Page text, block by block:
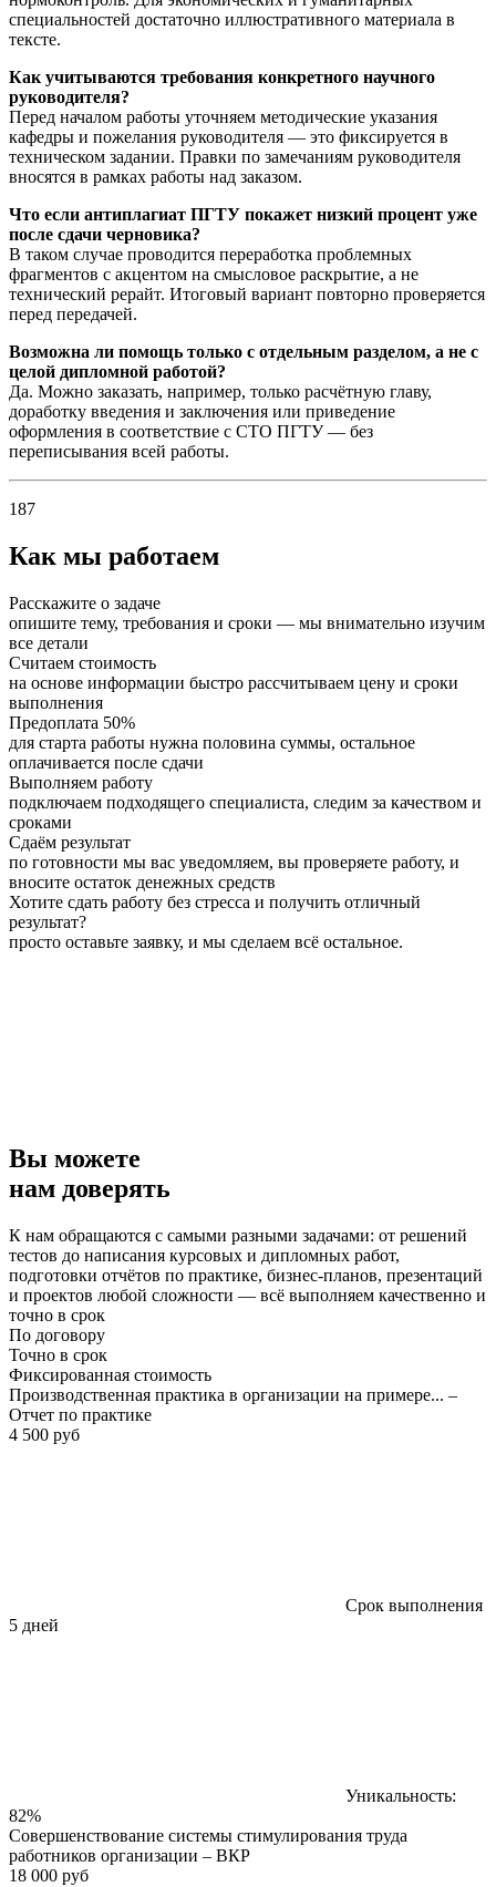
специальностей достаточно иллюстративного материала в
тексте.
Как учитываются требования конкретного научного
руководителя?
Перед началом работы уточняем методические указания
кафедры и пожелания руководителя — это фиксируется в
техническом задании. Правки по замечаниям руководителя
вносятся в рамках работы над заказом.
Что если антиплагиат ПГТУ покажет низкий процент уже
после сдачи черновика?
В таком случае проводится переработка проблемных
фрагментов с акцентом на смысловое раскрытие, а не
технический рерайт. Итоговый вариант повторно проверяется
перед передачей.
Возможна ли помощь только с отдельным разделом, а не с
целой дипломной работой?
Да. Можно заказать, например, только расчётную главу,
доработку введения и заключения или приведение
оформления в соответствие с СТО ПГТУ — без
переписывания всей работы.
187
Как мы работаем
Расскажите о задаче
опишите тему, требования и сроки — мы внимательно изучим
все детали
Считаем стоимость
на основе информации быстро рассчитываем цену и сроки
выполнения
Предоплата 50%
для старта работы нужна половина суммы, остальное
оплачивается после сдачи
Выполняем работу
подключаем подходящего специалиста, следим за качеством и
сроками
Сдаём результат
по готовности мы вас уведомляем, вы проверяете работу, и
вносите остаток денежных средств
Хотите сдать работу без стресса и получить отличный
результат?
просто оставьте заявку, и мы сделаем всё остальное.
Вы можете
нам доверять
К нам обращаются с самыми разными задачами: от решений
тестов до написания курсовых и дипломных работ,
подготовки отчётов по практике, бизнес-планов, презентаций
и проектов любой сложности — всё выполняем качественно и
точно в срок
По договору
Точно в срок
Фиксированная стоимость
Производственная практика в организации на примере... –
Отчет по практике
4 500 руб
Срок выполнения
5 дней
Уникальность:
82%
Совершенствование системы стимулирования труда
работников организации – ВКР
18 000 руб